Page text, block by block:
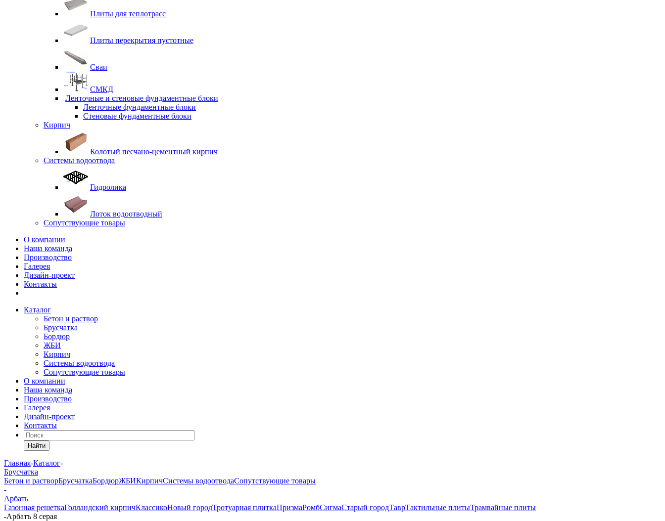
Плиты для теплотрасс
Плиты перекрытия пустотные
Сваи
СМКД
Ленточные и стеновые фундаментные блоки
Ленточные фундаментные блоки
Стеновые фундаментные блоки
Кирпич
Колотый песчано-цементный кирпич
Системы водоотвода
Гидролика
Лоток водоотводный
Сопутствующие товары
О компании
Наша команда
Производство
Галерея
Дизайн-проект
Контакты
Каталог
Бетон и раствор
Брусчатка
Бордюр
ЖБИ
Кирпич
Системы водоотвода
Сопутствующие товары
О компании
Наша команда
Производство
Галерея
Дизайн-проект
Контакты
Найти
Главная-Каталог-
Брусчатка
Бетон и растворБрусчаткаБордюрЖБИКирпичСистемы водоотводаСопутствующие товары
-
Арбать
Газонная решеткаГолландский кирпичКлассикоНовый городТротуарная плиткаПризмаРомбСигмаСтарый городТаврТактильные плитыТрамвайные плиты
-Арбатъ 8 серая